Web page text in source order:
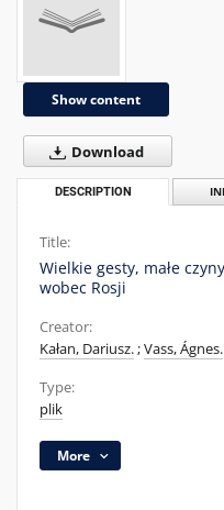
Show content
Download
DESCRIPTION
Title:
Wielkie gesty, małe
wobec Rosji
Creator:
Kałan, Dariusz.;Vass, Ágnes.
Type:
plik
More